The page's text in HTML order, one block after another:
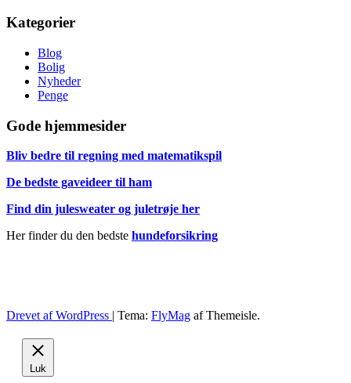
Kategorier
Blog
Bolig
Nyheder
Penge
Gode hjemmesider
Bliv bedre til regning med matematikspil
De bedste gaveideer til ham
Find din julesweater og juletrøje her
Her finder du den bedste hundeforsikring
Drevet af WordPress | Tema: FlyMag af Themeisle.
Luk